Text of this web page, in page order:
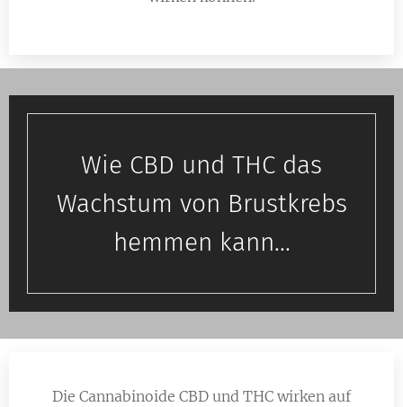
Wie CBD und THC das
Wachstum von Brustkrebs
hemmen kann...
Die Cannabinoide CBD und THC wirken auf